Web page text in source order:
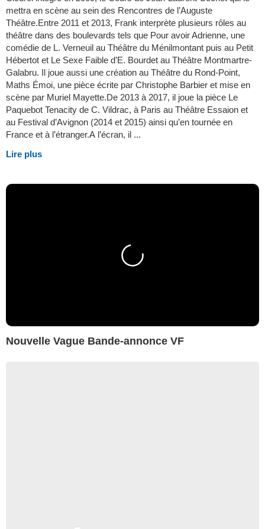
mettra en scène au sein des Rencontres de l’Auguste
Théâtre.Entre 2011 et 2013, Frank interprète plusieurs rôles au
théâtre dans des boulevards tels que Pour avoir Adrienne, une
comédie de L. Verneuil au Théâtre du Ménilmontant puis au Petit
Hébertot et Le Sexe Faible d’E. Bourdet au Théâtre Montmartre-
Galabru. Il joue aussi une création au Théâtre du Rond-Point,
Maths Émoi, une pièce écrite par Christophe Barbier et mise en
scène par Muriel Mayette.De 2013 à 2017, il joue la pièce Le
Paquebot Tenacity de C. Vildrac, à Paris au Théâtre Essaion et
au Festival d’Avignon (2014 et 2015) ainsi qu’en tournée en
France et à l’étranger.A l’écran, il ...
Lire plus
Nouvelle Vague Bande-annonce VF